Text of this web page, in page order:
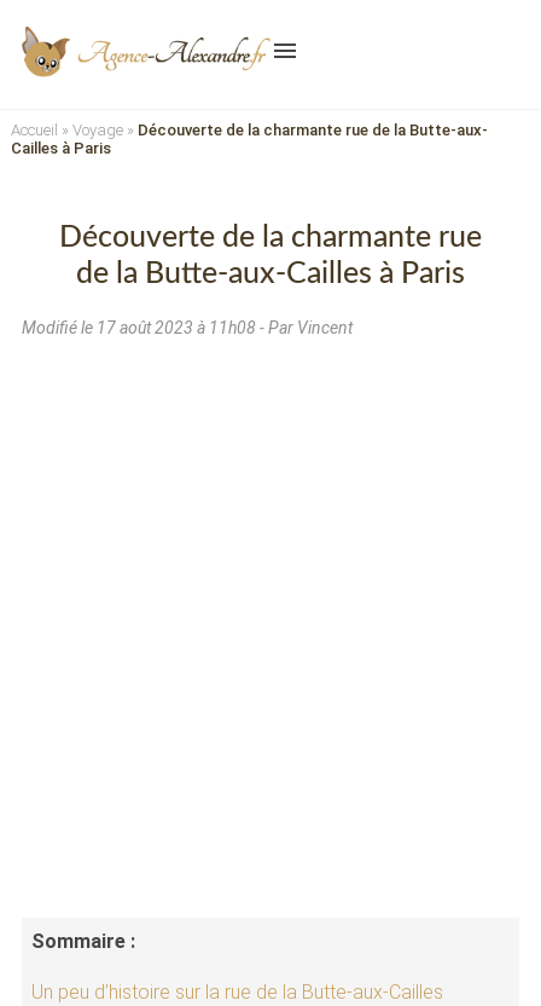
menu
Accueil » Voyage» Découverte de la charmante rue de la Butte-aux-
Cailles à Paris
Découverte de la charmante rue
de la Butte-aux-Cailles à Paris
Modifié le 17 août 2023 à 11h08 - Par Vincent
Sommaire :
Un peu d’histoire sur la rue de la Butte-aux-Cailles